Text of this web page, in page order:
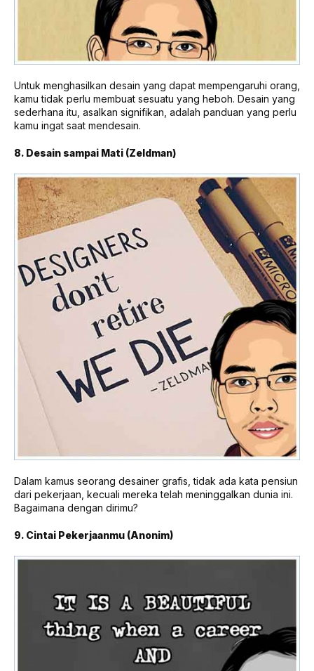
Untuk menghasilkan desain yang dapat mempengaruhi orang,
kamu tidak perlu membuat sesuatu yang heboh. Desain yang
sederhana itu, asalkan signifikan, adalah panduan yang perlu
kamu ingat saat mendesain.
8. Desain sampai Mati (Zeldman)
Dalam kamus seorang desainer grafis, tidak ada kata pensiun
dari pekerjaan, kecuali mereka telah meninggalkan dunia ini.
Bagaimana dengan dirimu?
9. Cintai Pekerjaanmu (Anonim)